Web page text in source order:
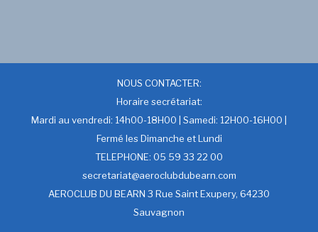
NOUS CONTACTER:
Horaire secrétariat:
Mardi au vendredi: 14h00-18H00 | Samedi: 12H00-16H00 |
Fermé les Dimanche et Lundi
TELEPHONE: 05 59 33 22 00
secretariat@aeroclubdubearn.com
AEROCLUB DU BEARN 3 Rue Saint Exupery, 64230
Sauvagnon